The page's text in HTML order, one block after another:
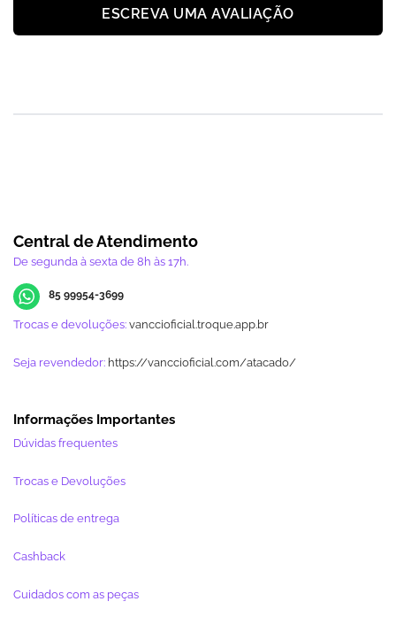
ESCREVA UMA AVALIAÇÃO
Central de Atendimento
De segunda à sexta de 8h às 17h.
85 99954-3699
Trocas e devoluções: vanccioficial.troque.app.br
Seja revendedor: https://vanccioficial.com/atacado/
Informações Importantes
Dúvidas frequentes
Trocas e Devoluções
Políticas de entrega
Cashback
Cuidados com as peças